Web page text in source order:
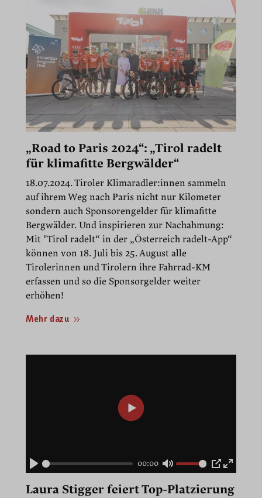
„Road to Paris 2024“: „Tirol radelt
für klimafitte Bergwälder“
18.07.2024. Tiroler Klimaradler:innen sammeln
auf ihrem Weg nach Paris nicht nur Kilometer
sondern auch Sponsorengelder für klimafitte
Bergwälder. Und inspirieren zur Nachahmung:
Mit "Tirol radelt“ in der „Österreich radelt-App“
können von 18. Juli bis 25. August alle
Tirolerinnen und Tirolern ihre Fahrrad-KM
erfassen und so die Sponsorgelder weiter
erhöhen!
Mehr dazu
Play
00:00
Mute PIPEnter
Laura Stigger feiert Top-Platzierung